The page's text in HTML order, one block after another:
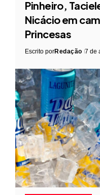
Pinheiro,
Nicácio em
Princesas
Escrito porRedação 7 de